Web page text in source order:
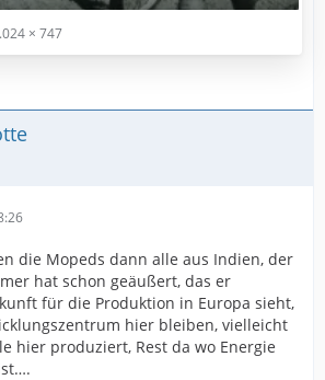
× 747
die Mopeds dann alle aus Indien, der
hat schon geäußert, das er
für die Produktion in Europa sieht,
hier bleiben, vielleicht
hier produziert, Rest da wo Energie